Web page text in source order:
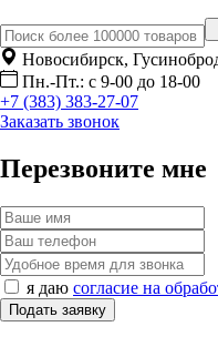
Новосибирск,
Пн.-Пт.: с 9-00 до 18-00
+7 (383) 383-27-07
Заказать звонок
Перезвоните мне
я даю согласие на